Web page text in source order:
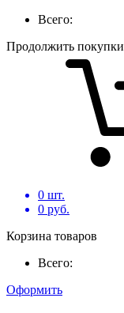
Всего:
Продолжить покупки
0 шт.
0 руб.
Корзина товаров
Всего:
Оформить